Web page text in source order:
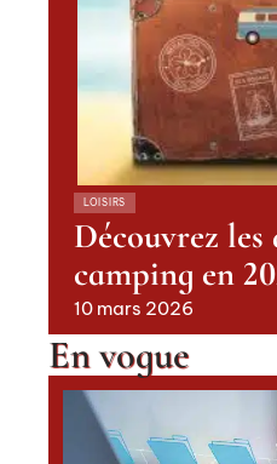
LOISIRS
Découvrez
camping en
10 mars 2026
En vogue